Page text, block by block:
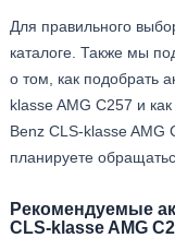
Для правильного
каталоге. Также мы
о том, как подобрать
klasse AMG C257 и
Benz CLS-klasse AMG
планируете
Рекомендуемые
CLS-klasse AMG